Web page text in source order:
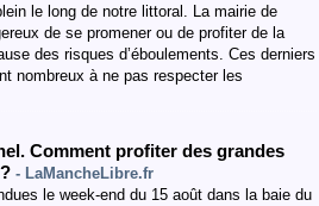
le long de notre littoral. La mairie de
de se promener ou de profiter de la
des risques d’éboulements. Ces derniers
nombreux à ne pas respecter les
Comment profiter des grandes
- LaMancheLibre.fr
le week-end du 15 août dans la baie du